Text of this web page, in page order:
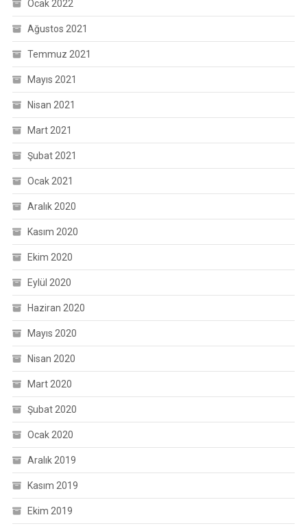
Ocak 2022
Ağustos 2021
Temmuz 2021
Mayıs 2021
Nisan 2021
Mart 2021
Şubat 2021
Ocak 2021
Aralık 2020
Kasım 2020
Ekim 2020
Eylül 2020
Haziran 2020
Mayıs 2020
Nisan 2020
Mart 2020
Şubat 2020
Ocak 2020
Aralık 2019
Kasım 2019
Ekim 2019